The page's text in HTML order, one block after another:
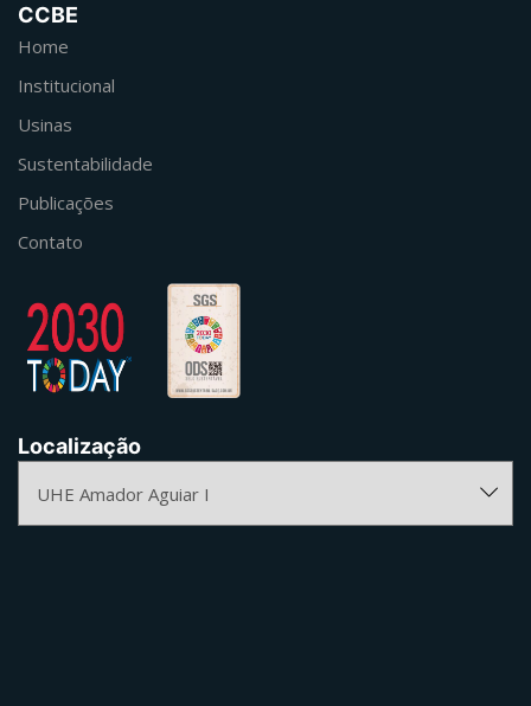
CCBE
Home
Institucional
Usinas
Sustentabilidade
Publicações
Contato
Localização